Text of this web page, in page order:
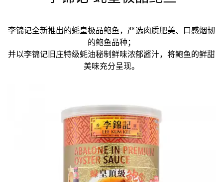
李锦记全新推出的蚝皇极品鲍鱼，严选肉质肥美、口感烟韧
的鲍鱼品种；
并以李锦记旧庄特级蚝油秘制鲜味浓郁酱汁，将鲍鱼的鲜甜
美味充分呈现。